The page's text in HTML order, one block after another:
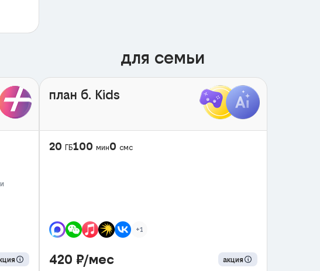
для семьи
план б. Kids
20 ГБ100 мин0 смс
+1
420 ₽/мес акция